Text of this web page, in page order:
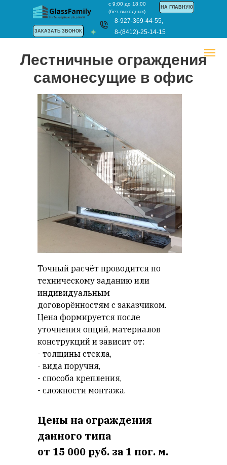
8-927-369-44-55,
8-(8412)-25-14-15
ЗАКАЗАТЬ ЗВОНОК
НА ГЛАВНУЮ
с 9:00 до 18:00
(без выходных)
Лестничные ограждения
самонесущие в офис
Точный расчёт проводится по
техническому заданию или
индивидуальным
договорённостям с заказчиком.
Цена формируется после
уточнения опций, материалов
конструкций и зависит от:
- толщины стекла,
- вида поручня,
- способа крепления,
- сложности монтажа.
Цены на ограждения
данного типа
от 15 000 руб. за 1 пог. м.